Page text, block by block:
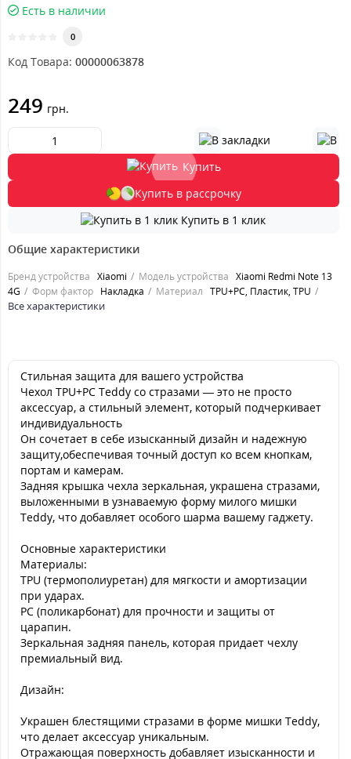
Есть в наличии
0
Код Товара: 00000063878
249 грн.
Купить
Купить в рассрочку
Купить в 1 клик
Общие характеристики
Бренд устройства Xiaomi Модель устройства Xiaomi Redmi Note 13
4G
Форм фактор Накладка Материал TPU+PC, Пластик, TPU
Все характеристики
Стильная защита для вашего устройства
Чехол TPU+PC Teddy со стразами — это не просто
аксессуар, а стильный элемент, который подчеркивает
индивидуальность
Он сочетает в себе изысканный дизайн и надежную
защиту,обеспечивая точный доступ ко всем кнопкам,
портам и камерам.
Задняя крышка чехла зеркальная, украшена стразами,
выложенными в узнаваемую форму милого мишки
Teddy, что добавляет особого шарма вашему гаджету.
Основные характеристики
Материалы:
TPU (термополиуретан) для мягкости и амортизации
при ударах.
PC (поликарбонат) для прочности и защиты от
царапин.
Зеркальная задняя панель, которая придает чехлу
премиальный вид.
Дизайн:
Украшен блестящими стразами в форме мишки Teddy,
что делает аксессуар уникальным.
Отражающая поверхность добавляет изысканности и